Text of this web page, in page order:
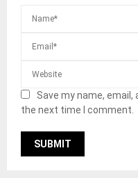
Save my name,
the next time I comment.